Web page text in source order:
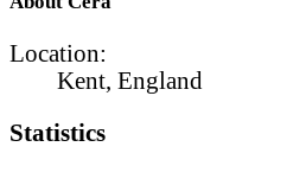
Location:
Kent, England
Statistics